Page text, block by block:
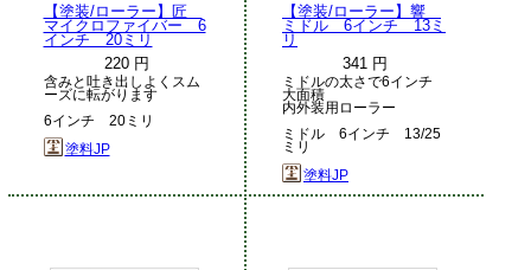
【塗装/ローラー】匠
マイクロファイバー 6
インチ 20ミリ
220 円
含みと吐き出しよくスム
ーズに転がります
6インチ 20ミリ
塗料JP
【塗装/ローラー】響
ミドル 6インチ 13ミ
リ
341 円
ミドルの太さで6インチ
大面積
内外装用ローラー
ミドル 6インチ 13/25
ミリ
塗料JP